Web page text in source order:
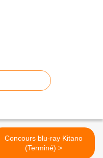
Concours blu-ray Kitano
(Terminé) >